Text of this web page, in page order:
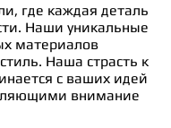
где каждая деталь
Наши уникальные
материалов
Наша страсть к
с ваших идей
внимание